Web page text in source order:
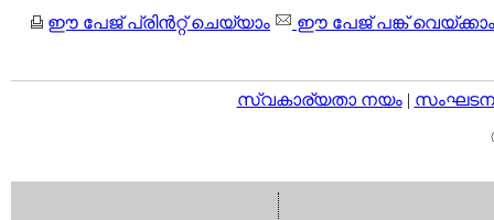
ഈ പേജ് പ്രിന്‍റ്റ് ചെയ്യാം ഈ പേജ് പങ്ക് വെയ്ക്കാം
സ്വകാര്യതാ നയം|